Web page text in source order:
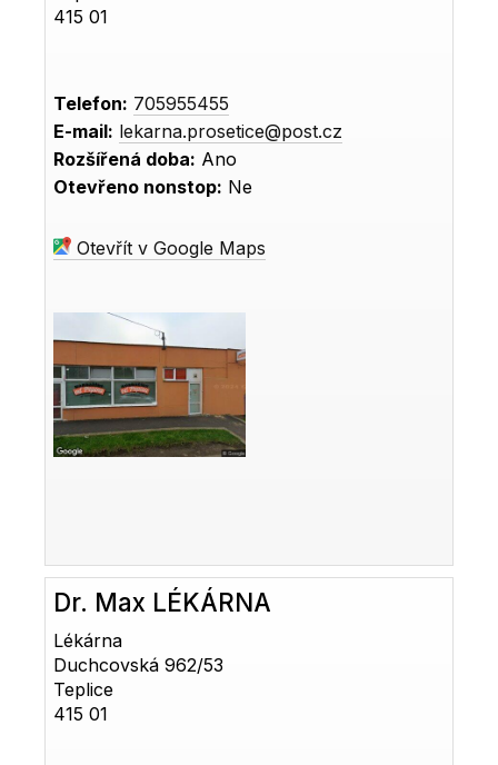
415 01
Telefon: 705955455
E-mail: lekarna.prosetice@post.cz
Rozšířená doba: Ano
Otevřeno nonstop: Ne
Otevřít v Google Maps
Dr. Max LÉKÁRNA
Lékárna
Duchcovská 962/53
Teplice
415 01